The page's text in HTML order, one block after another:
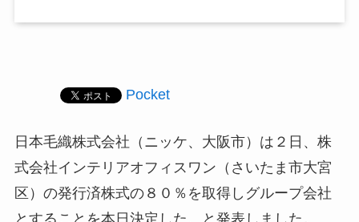
Pocket
日本毛織株式会社（ニッケ、大阪市）は２日、株
式会社インテリアオフィスワン（さいたま市大宮
区）の発行済株式の８０％を取得しグループ会社